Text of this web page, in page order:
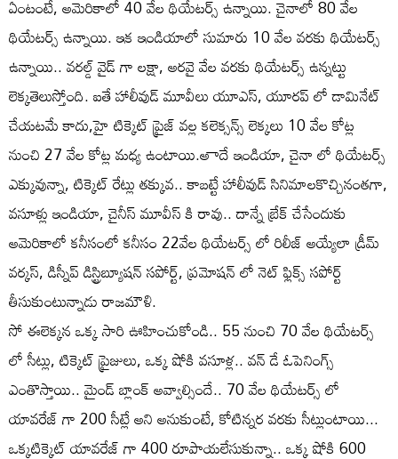
ఏంటంటే, అమెరికాలో 40 వేల థియేటర్స్ ఉన్నాయి. చైనాలో 80 వేల
థియేటర్స్ ఉన్నాయి. ఇక ఇండియాలో సుమారు 10 వేల వరకు థియేటర్స్
ఉన్నాయి.. వరల్డ్ వైడ్ గా లక్షా, అరవై వేల వరకు థియేటర్స్ ఉన్నట్టు
లెక్కతెలుస్తోంది. ఐతే హాలీవుడ్ మూవీలు యూఎస్, యూరప్ లో డామినేట్
చేయటమే కాదు,హై టిక్కెట్ ప్రైజ్ వల్ల కలెక్సన్స్ లెక్కలు 10 వేల కోట్ల
నుంచి 27 వేల కోట్ల మధ్య ఉంటాయి.అాదే ఇండియా, చైనా లో థియేటర్స్
ఎక్కువున్నా, టిక్కెట్ రేట్లు తక్కువ.. కాబట్టే హాలీవుడ్ సినిమాలకొచ్చినంతగా,
వసూళ్లు ఇండియా, చైనీస్ మూవీస్ కి రావు.. దాన్నే బ్రేక్ చేసేందుకు
అమెరికాలో కనీసంలో కనీసం 22వేల థియేటర్స్ లో రిలీజ్ అయ్యేలా డ్రీమ్
వర్కస్, డిస్నీప్ డిస్ట్రిబ్యూషన్ సపోర్ట్, ప్రమోషన్ లో నెట్ ఫ్లిక్స్ సపోర్ట్
తీసుకుంటున్నాడు రాజమౌళి.
సో ఈలెక్కన ఒక్క సారి ఊహించుకోండి.. 55 నుంచి 70 వేల థియేటర్స్
లో సీట్లు, టిక్కెట్ ప్రైజులు, ఒక్క షోకి వసూళ్ల.. వన్ డే ఓపెనింగ్స్
ఎంతొస్తాయి.. మైండ్ బ్లాంక్ అవ్వాల్సిందే.. 70 వేల థియేటర్స్ లో
యావరేజ్ గా 200 సీట్లే అని అనుకుంటే, కోటిన్నర వరకు సీట్లుంటాయి...
ఒక్కటిక్కెట్ యావరేజ్ గా 400 రూపాయలేసుకున్నా.. ఒక్క షోకి 600